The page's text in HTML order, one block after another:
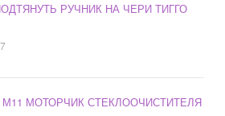
РУЧНИК НА ЧЕРИ ТИГГО
МОТОРЧИК СТЕКЛООЧИСТИТЕЛЯ